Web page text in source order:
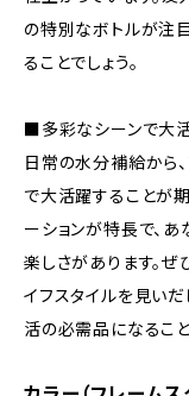
の特別なボトルが注
ることでしょう。
■多彩なシーンで大活
日常の水分補給から
で大活躍することが
ーションが特長で、
楽しさがあります。ぜ
イフスタイルを見い
活の必需品になること